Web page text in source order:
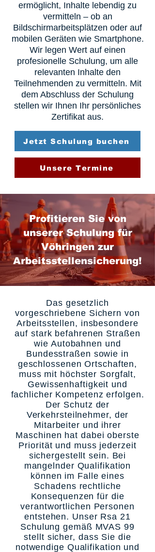
ermöglicht, Inhalte lebendig zu
vermitteln – ob an
Bildschirmarbeitsplätzen oder auf
mobilen Geräten wie Smartphone.
Wir legen Wert auf einen
profesionelle Schulung, um alle
relevanten Inhalte den
Teilnehmenden zu vermitteln. Mit
dem Abschluss der Schulung
stellen wir Ihnen Ihr persönliches
Zertifikat aus.
Jetzt Schulung buchen
Unsere Termine
Profitieren Sie von
unserer Schulung für
Vöhringen zur
Arbeitsstellensicherung!
Das gesetzlich
vorgeschriebene Sichern von
Arbeitsstellen, insbesondere
auf stark befahrenen Straßen
wie Autobahnen und
Bundesstraßen sowie in
geschlossenen Ortschaften,
muss mit höchster Sorgfalt,
Gewissenhaftigkeit und
fachlicher Kompetenz erfolgen.
Der Schutz der
Verkehrsteilnehmer, der
Mitarbeiter und ihrer
Maschinen hat dabei oberste
Priorität und muss jederzeit
sichergestellt sein. Bei
mangelnder Qualifikation
können im Falle eines
Schadens rechtliche
Konsequenzen für die
verantwortlichen Personen
entstehen. Unser Rsa 21
Schulung gemäß MVAS 99
stellt sicher, dass Sie die
notwendige Qualifikation und